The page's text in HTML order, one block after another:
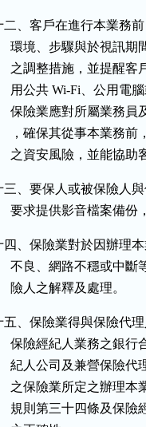
二、客戶在進行本業務
環境、步驟與於視訊
之調整措施，並提醒
用公共 Wi-Fi、公用電
保險業應對所屬業務
，確保其從事本業務
之資安風險，並能協
三、要保人或被保險人
要求提供影音檔案備
四、保險業對於因辦理
不良、網路不穩或中
險人之解釋及處理。
五、保險業得與保險代
保險經紀人業務之銀
紀人公司及兼營保險
之保險業所定之辦理
規則第三十四條及保